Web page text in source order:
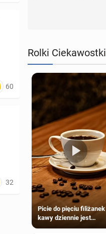
60
32
Rolki Ciekawostki
Picie do pięciu filiżanek
kawy dziennie jest